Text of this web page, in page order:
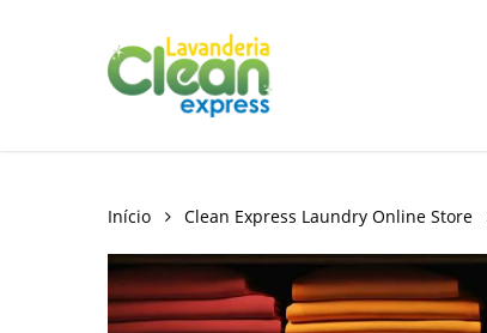
Início Clean Express Laundry Online Store